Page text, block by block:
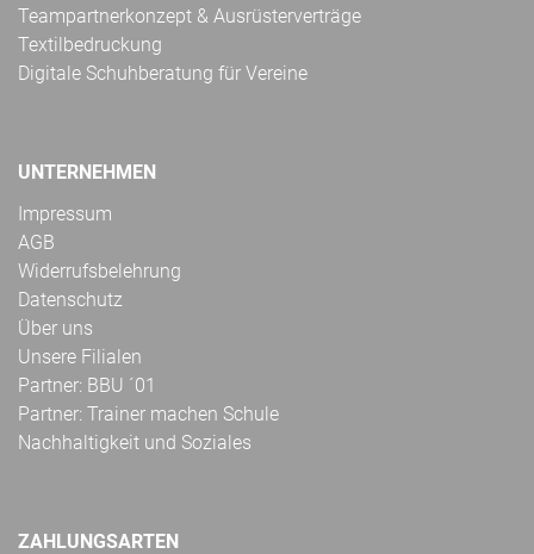
Teampartnerkonzept & Ausrüsterverträge
Textilbedruckung
Digitale Schuhberatung für Vereine
UNTERNEHMEN
Impressum
AGB
Widerrufsbelehrung
Datenschutz
Über uns
Unsere Filialen
Partner: BBU ´01
Partner: Trainer machen Schule
Nachhaltigkeit und Soziales
ZAHLUNGSARTEN